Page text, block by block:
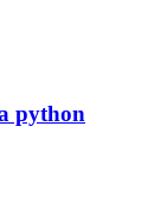
python